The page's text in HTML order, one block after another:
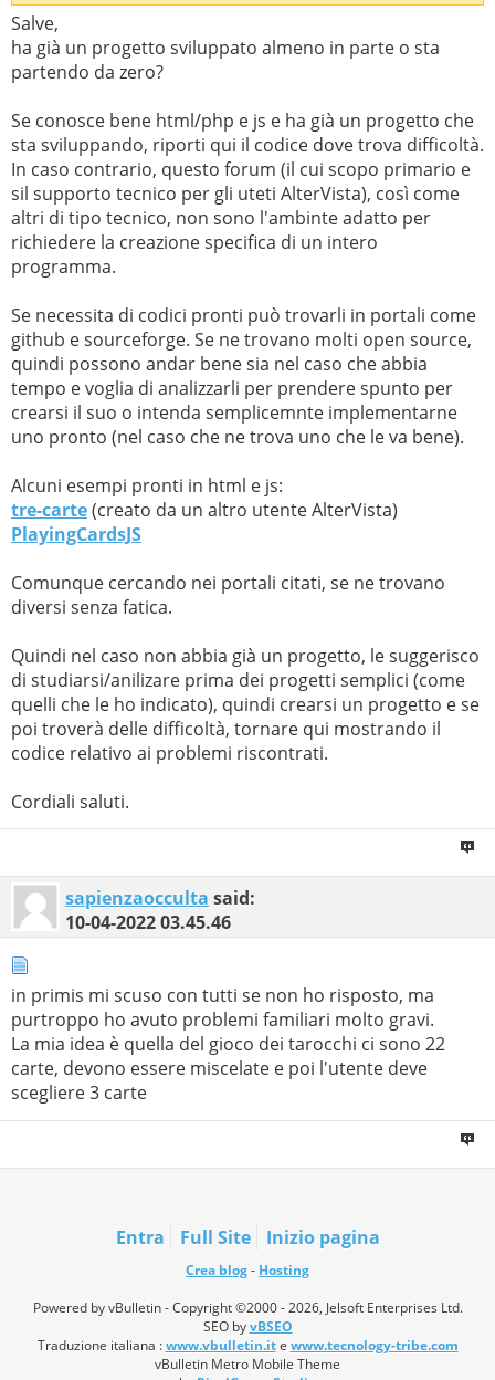
Salve,
ha già un progetto sviluppato almeno in parte o sta
partendo da zero?
Se conosce bene html/php e js e ha già un progetto che
sta sviluppando, riporti qui il codice dove trova difficoltà.
In caso contrario, questo forum (il cui scopo primario e
sil supporto tecnico per gli uteti AlterVista), così come
altri di tipo tecnico, non sono l'ambinte adatto per
richiedere la creazione specifica di un intero
programma.
Se necessita di codici pronti può trovarli in portali come
github e sourceforge. Se ne trovano molti open source,
quindi possono andar bene sia nel caso che abbia
tempo e voglia di analizzarli per prendere spunto per
crearsi il suo o intenda semplicemnte implementarne
uno pronto (nel caso che ne trova uno che le va bene).
Alcuni esempi pronti in html e js:
tre-carte(creato da un altro utente AlterVista)
PlayingCardsJS
Comunque cercando nei portali citati, se ne trovano
diversi senza fatica.
Quindi nel caso non abbia già un progetto, le suggerisco
di studiarsi/anilizare prima dei progetti semplici (come
quelli che le ho indicato), quindi crearsi un progetto e se
poi troverà delle difficoltà, tornare qui mostrando il
codice relativo ai problemi riscontrati.
Cordiali saluti.
sapienzaocculta said:
10-04-202203.45.46
in primis mi scuso con tutti se non ho risposto, ma
purtroppo ho avuto problemi familiari molto gravi.
La mia idea è quella del gioco dei tarocchi ci sono 22
carte, devono essere miscelate e poi l'utente deve
scegliere 3 carte
Entra Full Site Inizio pagina
Crea blog- Hosting
Powered by vBulletin - Copyright ©2000 - 2026, Jelsoft Enterprises Ltd.
SEO byvBSEO
Traduzione italiana :www.vbulletin.ite www.tecnology-tribe.com
vBulletin Metro Mobile Theme